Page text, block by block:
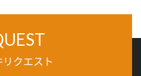
クエスト